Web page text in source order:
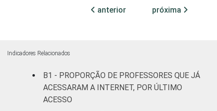
Mais de 5
91
Oeste
86
anterior próxima
Indicadores Relacionados
B1 - PROPORÇÃO DE PROFESSORES QUE JÁ
ACESSARAM A INTERNET, POR ÚLTIMO
ACESSO